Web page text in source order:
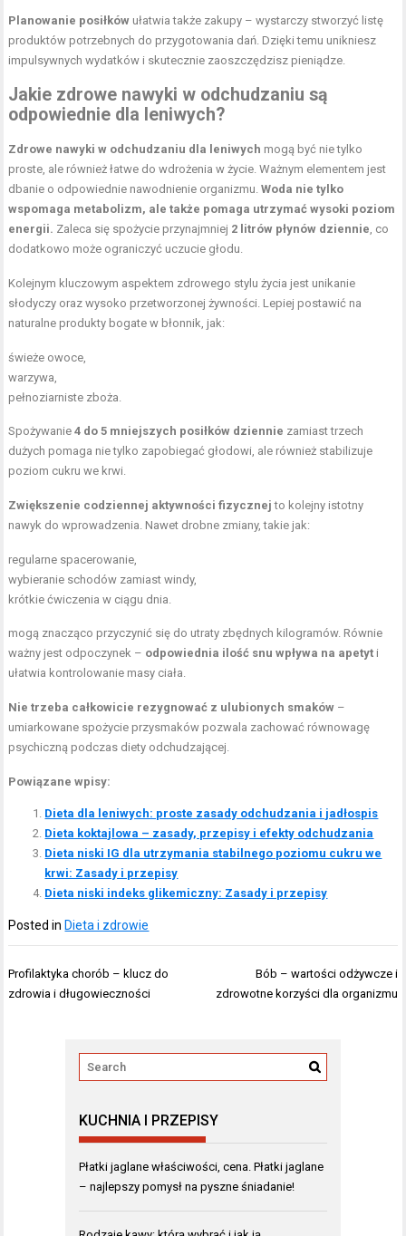
Planowanie posiłków ułatwia także zakupy – wystarczy stworzyć listę
produktów potrzebnych do przygotowania dań. Dzięki temu unikniesz
impulsywnych wydatków i skutecznie zaoszczędzisz pieniądze.
Jakie zdrowe nawyki w odchudzaniu są
odpowiednie dla leniwych?
Zdrowe nawyki w odchudzaniu dla leniwych mogą być nie tylko
proste, ale również łatwe do wdrożenia w życie. Ważnym elementem jest
dbanie o odpowiednie nawodnienie organizmu.Woda nie tylko
wspomaga metabolizm, ale także pomaga utrzymać wysoki poziom
energii. Zaleca się spożycie przynajmniej 2 litrów płynów dziennie, co
dodatkowo może ograniczyć uczucie głodu.
Kolejnym kluczowym aspektem zdrowego stylu życia jest unikanie
słodyczy oraz wysoko przetworzonej żywności. Lepiej postawić na
naturalne produkty bogate w błonnik, jak:
świeże owoce,
warzywa,
pełnoziarniste zboża.
Spożywanie4 do 5 mniejszych posiłków dziennie zamiast trzech
dużych pomaga nie tylko zapobiegać głodowi, ale również stabilizuje
poziom cukru we krwi.
Zwiększenie codziennej aktywności fizycznej to kolejny istotny
nawyk do wprowadzenia. Nawet drobne zmiany, takie jak:
regularne spacerowanie,
wybieranie schodów zamiast windy,
krótkie ćwiczenia w ciągu dnia.
mogą znacząco przyczynić się do utraty zbędnych kilogramów. Równie
ważny jest odpoczynek – odpowiednia ilość snu wpływa na apetyt i
ułatwia kontrolowanie masy ciała.
Nie trzeba całkowicie rezygnować z ulubionych smaków –
umiarkowane spożycie przysmaków pozwala zachować równowagę
psychiczną podczas diety odchudzającej.
Powiązane wpisy:
Dieta dla leniwych: proste zasady odchudzania i jadłospis
Dieta koktajlowa – zasady, przepisy i efekty odchudzania
Dieta niski IG dla utrzymania stabilnego poziomu cukru we
krwi: Zasady i przepisy
Dieta niski indeks glikemiczny: Zasady i przepisy
Posted in Dieta i zdrowie
Nawigacja
wpisu
Profilaktyka chorób – klucz do
zdrowia i długowieczności
Bób – wartości odżywcze i
zdrowotne korzyści dla organizmu
KUCHNIA I PRZEPISY
Płatki jaglane właściwości, cena. Płatki jaglane
– najlepszy pomysł na pyszne śniadanie!